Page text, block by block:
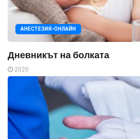
АНЕСТЕЗИЯ-ОНЛАЙН
Дневникът на болката
2020